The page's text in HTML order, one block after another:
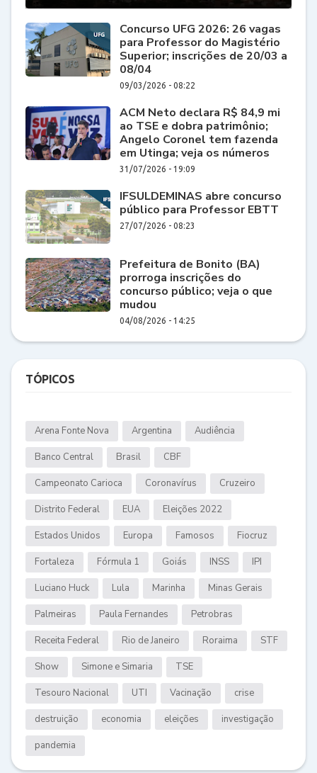
Concurso UFG 2026: 26 vagas
para Professor do Magistério
Superior; inscrições de 20/03 a
08/04
09/03/2026 - 08:22
ACM Neto declara R$ 84,9 mi
ao TSE e dobra patrimônio;
Angelo Coronel tem fazenda
em Utinga; veja os números
31/07/2026 - 19:09
IFSULDEMINAS abre concurso
público para Professor EBTT
27/07/2026 - 08:23
Prefeitura de Bonito (BA)
prorroga inscrições do
concurso público; veja o que
mudou
04/08/2026 - 14:25
TÓPICOS
Arena Fonte Nova Argentina Audiência
Banco Central Brasil CBF
Campeonato Carioca Coronavírus Cruzeiro
Distrito Federal EUA Eleições 2022
Estados Unidos Europa Famosos Fiocruz
Fortaleza Fórmula 1 Goiás INSS IPI
Luciano Huck Lula Marinha Minas Gerais
Palmeiras Paula Fernandes Petrobras
Receita Federal Rio de Janeiro Roraima STF
Show Simone e Simaria TSE
Tesouro Nacional UTI Vacinação crise
destruição economia eleições investigação
pandemia